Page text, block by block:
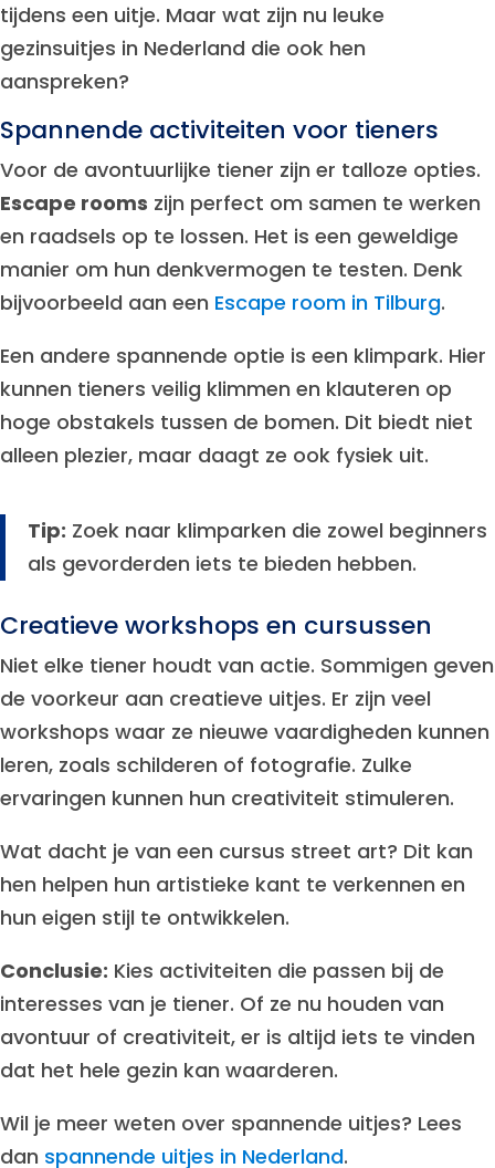
tijdens een uitje. Maar wat zijn nu leuke
gezinsuitjes in Nederland die ook hen
aanspreken?
Spannende activiteiten voor tieners
Voor de avontuurlijke tiener zijn er talloze opties.
Escape rooms zijn perfect om samen te werken
en raadsels op te lossen. Het is een geweldige
manier om hun denkvermogen te testen. Denk
bijvoorbeeld aan een Escape room in Tilburg.
Een andere spannende optie is een klimpark. Hier
kunnen tieners veilig klimmen en klauteren op
hoge obstakels tussen de bomen. Dit biedt niet
alleen plezier, maar daagt ze ook fysiek uit.
Tip: Zoek naar klimparken die zowel beginners
als gevorderden iets te bieden hebben.
Creatieve workshops en cursussen
Niet elke tiener houdt van actie. Sommigen geven
de voorkeur aan creatieve uitjes. Er zijn veel
workshops waar ze nieuwe vaardigheden kunnen
leren, zoals schilderen of fotografie. Zulke
ervaringen kunnen hun creativiteit stimuleren.
Wat dacht je van een cursus street art? Dit kan
hen helpen hun artistieke kant te verkennen en
hun eigen stijl te ontwikkelen.
Conclusie: Kies activiteiten die passen bij de
interesses van je tiener. Of ze nu houden van
avontuur of creativiteit, er is altijd iets te vinden
dat het hele gezin kan waarderen.
Wil je meer weten over spannende uitjes? Lees
dan spannende uitjes in Nederland.